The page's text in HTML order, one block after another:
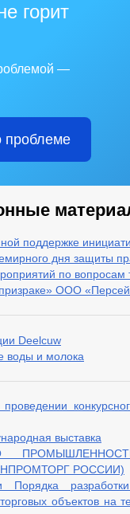
горит
—
проблеме
поддержке
дня защиты
по вопросам
ООО
Deelcuw
воды и молока
выставка
РОССИИ)
Порядка
объектов на